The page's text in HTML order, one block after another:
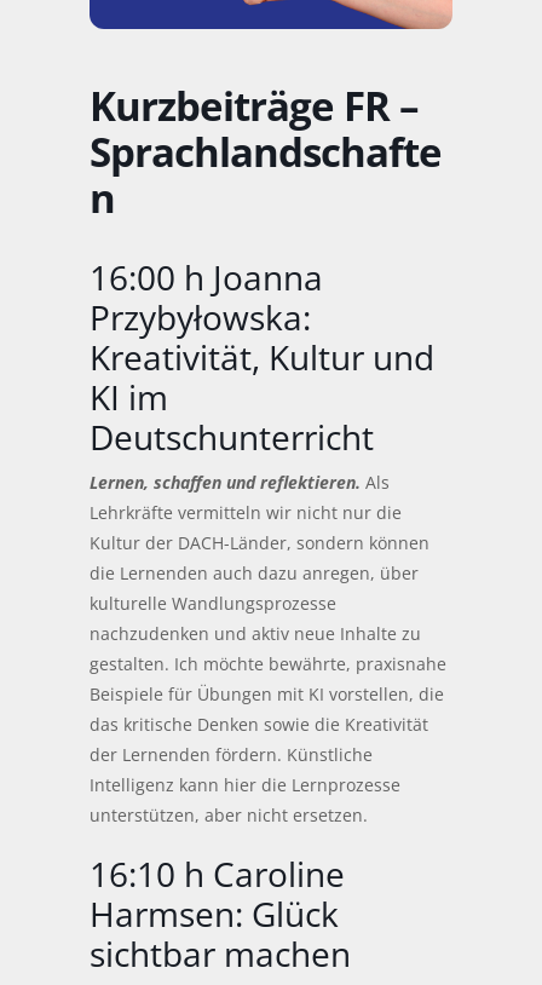
Kurzbeiträge FR –
Sprachlandschafte
n
16:00 h Joanna
Przybyłowska:
Kreativität, Kultur und
KI im
Deutschunterricht
Lernen, schaffen und reflektieren. Als
Lehrkräfte vermitteln wir nicht nur die
Kultur der DACH-Länder, sondern können
die Lernenden auch dazu anregen, über
kulturelle Wandlungsprozesse
nachzudenken und aktiv neue Inhalte zu
gestalten. Ich möchte bewährte, praxisnahe
Beispiele für Übungen mit KI vorstellen, die
das kritische Denken sowie die Kreativität
der Lernenden fördern. Künstliche
Intelligenz kann hier die Lernprozesse
unterstützen, aber nicht ersetzen.
16:10 h Caroline
Harmsen: Glück
sichtbar machen